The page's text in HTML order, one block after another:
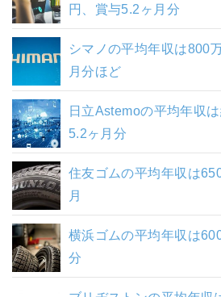
円、賞与5.2ヶ月分
シマノの平均年収は800
月分ほど
日立Astemoの平均年収
5.2ヶ月分
住友ゴムの平均年収は
月
横浜ゴムの平均年収は
分